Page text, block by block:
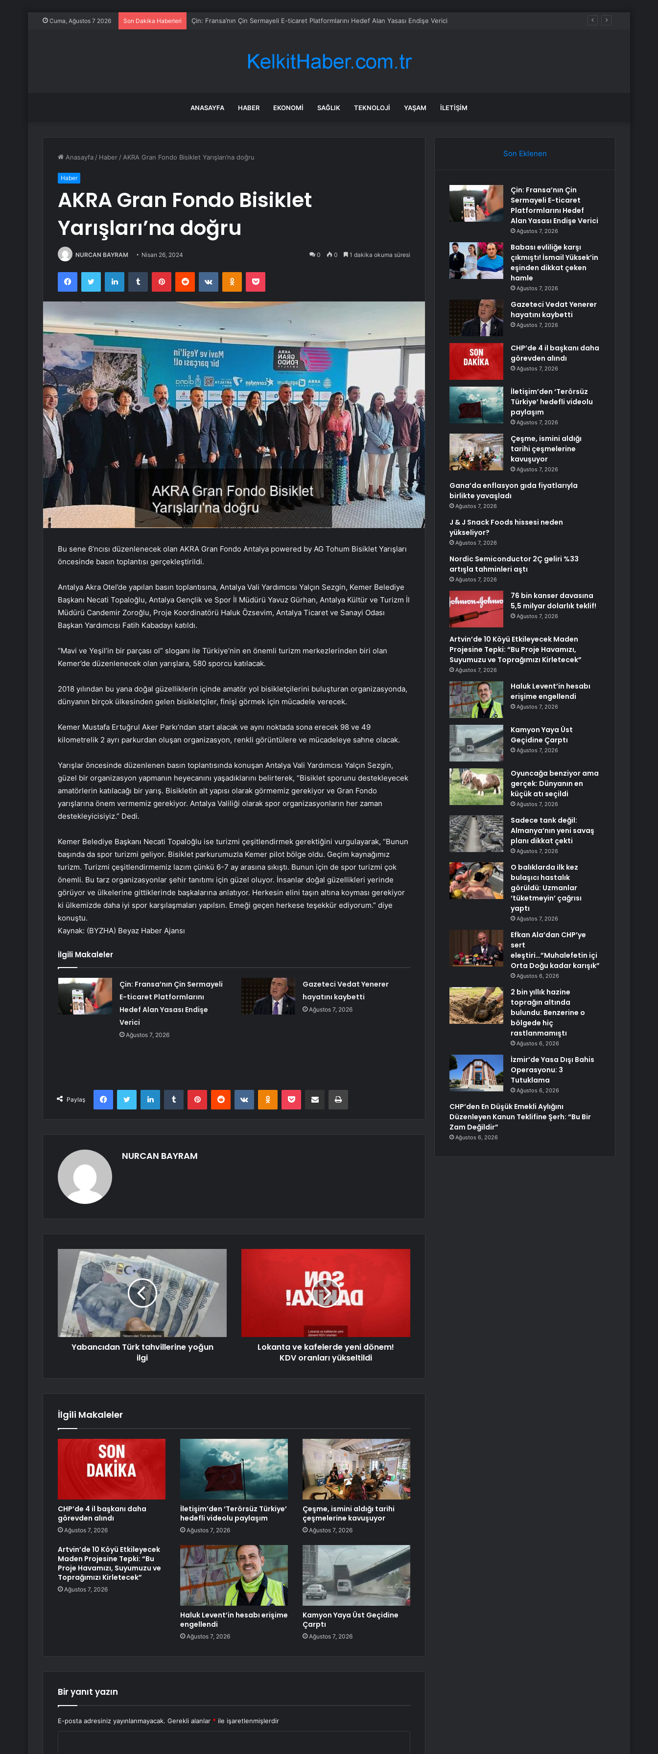
Cuma, Ağustos 7 2026 Son Dakika Haberleri Babası evliliğe karşı çıkmıştı! İsmail Yüksek’in eşinden dikkat çeken hamle
ANASAYFA HABER EKONOMI SAĞLIK TEKNOLOJI YAŞAM İLETIŞIM
Anasayfa / Haber / AKRA Gran Fondo Bisiklet Yarışları’na doğru
Haber
AKRA Gran Fondo Bisiklet
Yarışları’na doğru
NURCAN BAYRAM Nisan 26, 2024 0 0 1 dakika okuma süresi
FacebookTwitter LinkedInTumblr PinterestReddit VKontakteOdnoklassniki
Pocket
Bu sene 6’ncısı düzenlenecek olan AKRA Gran Fondo Antalya powered by AG Tohum Bisiklet Yarışları
öncesinde basın toplantısı gerçekleştirildi.
Antalya Akra Otel’de yapılan basın toplantısına, Antalya Vali Yardımcısı Yalçın Sezgin, Kemer Belediye
Başkanı Necati Topaloğlu, Antalya Gençlik ve Spor İl Müdürü Yavuz Gürhan, Antalya Kültür ve Turizm İl
Müdürü Candemir Zoroğlu, Proje Koordinatörü Haluk Özsevim, Antalya Ticaret ve Sanayi Odası
Başkan Yardımcısı Fatih Kabadayı katıldı.
“Mavi ve Yeşil’in bir parçası ol” sloganı ile Türkiye’nin en önemli turizm merkezlerinden biri olan
Kemer’de düzenlenecek olan yarışlara, 580 sporcu katılacak.
2018 yılından bu yana doğal güzelliklerin içinde amatör yol bisikletçilerini buluşturan organizasyonda,
dünyanın birçok ülkesinden gelen bisikletçiler, finişi görmek için mücadele verecek.
Kemer Mustafa Ertuğrul Aker Parkı’ndan start alacak ve aynı noktada sona erecek 98 ve 49
kilometrelik 2 ayrı parkurdan oluşan organizasyon, renkli görüntülere ve mücadeleye sahne olacak.
Yarışlar öncesinde düzenlenen basın toplantısında konuşan Antalya Vali Yardımcısı Yalçın Sezgin,
güzel bir organizasyon yapmanın heyecanını yaşadıklarını belirterek, “Bisiklet sporunu destekleyecek
amatörlerin katılacağı bir yarış. Bisikletin alt yapısı olarak görmemiz gerekiyor ve Gran Fondo
yarışlarına önem vermemiz gerekiyor. Antalya Valiliği olarak spor organizasyonların her zaman
destekleyicisiyiz.” Dedi.
Kemer Belediye Başkanı Necati Topaloğlu ise turizmi çeşitlendirmek gerektiğini vurgulayarak, “Bunun
başında da spor turizmi geliyor. Bisiklet parkurumuzla Kemer pilot bölge oldu. Geçim kaynağımız
turizm. Turizmi çeşitlendirmemiz lazım çünkü 6-7 ay arasına sıkıştı. Bunun için de spor turizmi çok
önemli. Bu tarz organizasyonlar şehir tanıtımı için güzel oluyor. İnsanlar doğal güzellikleri yerinde
görüyor ve ülkelerine gittiklerinde başkalarına anlatıyor. Herkesin elini taşın altına koyması gerekiyor
ki ülkemizde daha iyi spor karşılaşmaları yapılsın. Emeği geçen herkese teşekkür ediyorum.” diye
konuştu.
Kaynak: (BYZHA) Beyaz Haber Ajansı
İlgili Makaleler
Çin: Fransa’nın Çin Sermayeli
E-ticaret Platformlarını
Hedef Alan Yasası Endişe
Verici
Ağustos 7, 2026
Gazeteci Vedat Yenerer
hayatını kaybetti
Ağustos 7, 2026
Paylaş
FacebookTwitter LinkedInTumblr PinterestReddit VKontakteOdnoklassniki
Pocket E-Posta ile paylaş Yazdır
NURCAN BAYRAM
Yabancıdan Türk tahvillerine yoğun
ilgi
Lokanta ve kafelerde yeni dönem!
KDV oranları yükseltildi
İlgili Makaleler
CHP’de 4 il başkanı daha
görevden alındı
Ağustos 7, 2026
İletişim’den ‘Terörsüz Türkiye’
hedefli videolu paylaşım
Ağustos 7, 2026
Çeşme, ismini aldığı tarihi
çeşmelerine kavuşuyor
Ağustos 7, 2026
Artvin’de 10 Köyü Etkileyecek
Maden Projesine Tepki: “Bu
Proje Havamızı, Suyumuzu ve
Toprağımızı Kirletecek”
Ağustos 7, 2026
Haluk Levent’in hesabı erişime
engellendi
Ağustos 7, 2026
Kamyon Yaya Üst Geçidine
Çarptı
Ağustos 7, 2026
Bir yanıt yazın
E-posta adresiniz yayınlanmayacak. Gerekli alanlar * ile işaretlenmişlerdir
Son Eklenen
Çin: Fransa’nın Çin
Sermayeli E-ticaret
Platformlarını Hedef
Alan Yasası Endişe Verici
Ağustos 7, 2026
Babası evliliğe karşı
çıkmıştı! İsmail Yüksek’in
eşinden dikkat çeken
hamle
Ağustos 7, 2026
Gazeteci Vedat Yenerer
hayatını kaybetti
Ağustos 7, 2026
CHP’de 4 il başkanı daha
görevden alındı
Ağustos 7, 2026
İletişim’den ‘Terörsüz
Türkiye’ hedefli videolu
paylaşım
Ağustos 7, 2026
Çeşme, ismini aldığı
tarihi çeşmelerine
kavuşuyor
Ağustos 7, 2026
Gana’da enflasyon gıda fiyatlarıyla
birlikte yavaşladı
Ağustos 7, 2026
J & J Snack Foods hissesi neden
yükseliyor?
Ağustos 7, 2026
Nordic Semiconductor 2Ç geliri %33
artışla tahminleri aştı
Ağustos 7, 2026
76 bin kanser davasına
5,5 milyar dolarlık teklif!
Ağustos 7, 2026
Artvin’de 10 Köyü Etkileyecek Maden
Projesine Tepki: “Bu Proje Havamızı,
Suyumuzu ve Toprağımızı Kirletecek”
Ağustos 7, 2026
Haluk Levent’in hesabı
erişime engellendi
Ağustos 7, 2026
Kamyon Yaya Üst
Geçidine Çarptı
Ağustos 7, 2026
Oyuncağa benziyor ama
gerçek: Dünyanın en
küçük atı seçildi
Ağustos 7, 2026
Sadece tank değil:
Almanya’nın yeni savaş
planı dikkat çekti
Ağustos 7, 2026
O balıklarda ilk kez
bulaşıcı hastalık
görüldü: Uzmanlar
‘tüketmeyin’ çağrısı
yaptı
Ağustos 7, 2026
Efkan Ala’dan CHP’ye
sert
eleştiri…”Muhalefetin içi
Orta Doğu kadar karışık”
Ağustos 6, 2026
2 bin yıllık hazine
toprağın altında
bulundu: Benzerine o
bölgede hiç
rastlanmamıştı
Ağustos 6, 2026
İzmir’de Yasa Dışı Bahis
Operasyonu: 3
Tutuklama
Ağustos 6, 2026
CHP’den En Düşük Emekli Aylığını
Düzenleyen Kanun Teklifine Şerh: “Bu Bir
Zam Değildir”
Ağustos 6, 2026